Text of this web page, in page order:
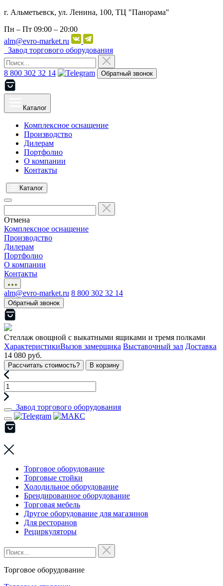
г. Альметьевск, ул. Ленина, 100, ТЦ "Панорама"
Пн – Пт 09:00 – 20:00
alm@evro-market.ru
Завод торгового оборудования
8 800 302 32 14 Обратный звонок
Каталог
Комплексное оснащение
Производство
Дилерам
Портфолио
О компании
Контакты
Каталог
Отмена
Комплексное оснащение
Производство
Дилерам
Портфолио
О компании
Контакты
alm@evro-market.ru 8 800 302 32 14
Обратный звонок
Стеллаж овощной с выкатными ящиками и тремя полками
ХарактеристикиВызов замерщика Выставочный зал Доставка
14 080 руб.
Рассчитать стоимость? В корзину
Завод торгового оборудования
Торговое оборудование
Торговые стойки
Холодильное оборудование
Брендированное оборудование
Торговая мебель
Другое оборудование для магазинов
Для ресторанов
Рециркуляторы
Торговое оборудование